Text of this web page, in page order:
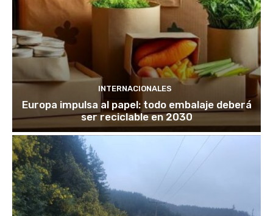
INTERNACIONALES
Europa impulsa al papel: todo embalaje deberá
ser reciclable en 2030